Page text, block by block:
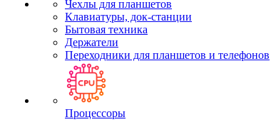
Чехлы для планшетов
Клавиатуры, док-станции
Бытовая техника
Держатели
Переходники для планшетов и телефонов
Процессоры